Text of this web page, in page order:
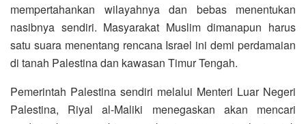
mempertahankan wilayahnya dan bebas menentukan
nasibnya sendiri. Masyarakat Muslim dimanapun harus
satu suara menentang rencana Israel ini demi perdamaian
di tanah Palestina dan kawasan Timur Tengah.
Pemerintah Palestina sendiri melalui Menteri Luar Negeri
Palestina, Riyal al-Maliki menegaskan akan mencari